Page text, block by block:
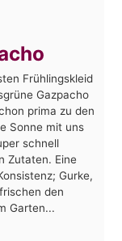
Frühlingskleid
Gazpacho
prima zu den
Sonne mit uns
schnell
Zutaten. Eine
Gurke,
den
Garten...